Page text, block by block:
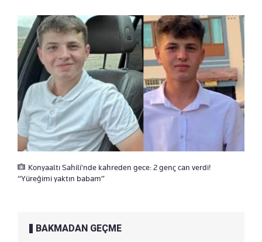
Konyaaltı Sahili'nde kahreden gece: 2 genç can verdi!
“Yüreğimi yaktın babam”
BAKMADAN GEÇME